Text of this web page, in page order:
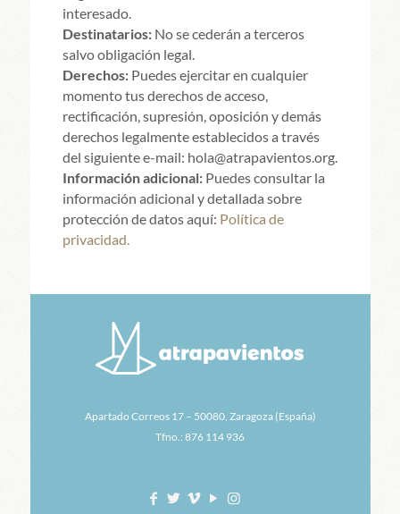
interesado.
Destinatarios:No se cederán a terceros
salvo obligación legal.
Derechos:Puedes ejercitar en cualquier
momento tus derechos de acceso,
rectificación, supresión, oposición y demás
derechos legalmente establecidos a través
del siguiente e-mail: hola@atrapavientos.org.
Información adicional:Puedes consultar la
información adicional y detallada sobre
protección de datos aquí: Política de
privacidad.
Apartado Correos 17 – 50080, Zaragoza (España)
Tfno.: 876 114 936